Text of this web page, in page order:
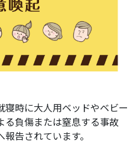
寝時に大人用ベッドやベビー
る負傷または窒息する事故
告されています。